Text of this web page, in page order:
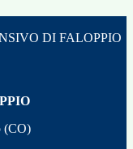
DI FALOPPIO
(CO)